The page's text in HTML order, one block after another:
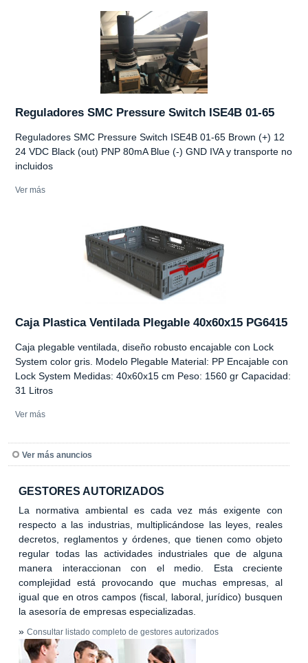
Reguladores SMC Pressure Switch ISE4B 01-65
Reguladores SMC Pressure Switch ISE4B 01-65 Brown (+) 12
24 VDC Black (out) PNP 80mA Blue (-) GND IVA y transporte no
incluidos
Ver más
Caja Plastica Ventilada Plegable 40x60x15 PG6415
Caja plegable ventilada, diseño robusto encajable con Lock
System color gris. Modelo Plegable Material: PP Encajable con
Lock System Medidas: 40x60x15 cm Peso: 1560 gr Capacidad:
31 Litros
Ver más
Ver más anuncios
GESTORES AUTORIZADOS
La normativa ambiental es cada vez más exigente con
respecto a las industrias, multiplicándose las leyes, reales
decretos, reglamentos y órdenes, que tienen como objeto
regular todas las actividades industriales que de alguna
manera interaccionan con el medio. Esta creciente
complejidad está provocando que muchas empresas, al
igual que en otros campos (fiscal, laboral, jurídico) busquen
la asesoría de empresas especializadas.
» Consultar listado completo de gestores autorizados